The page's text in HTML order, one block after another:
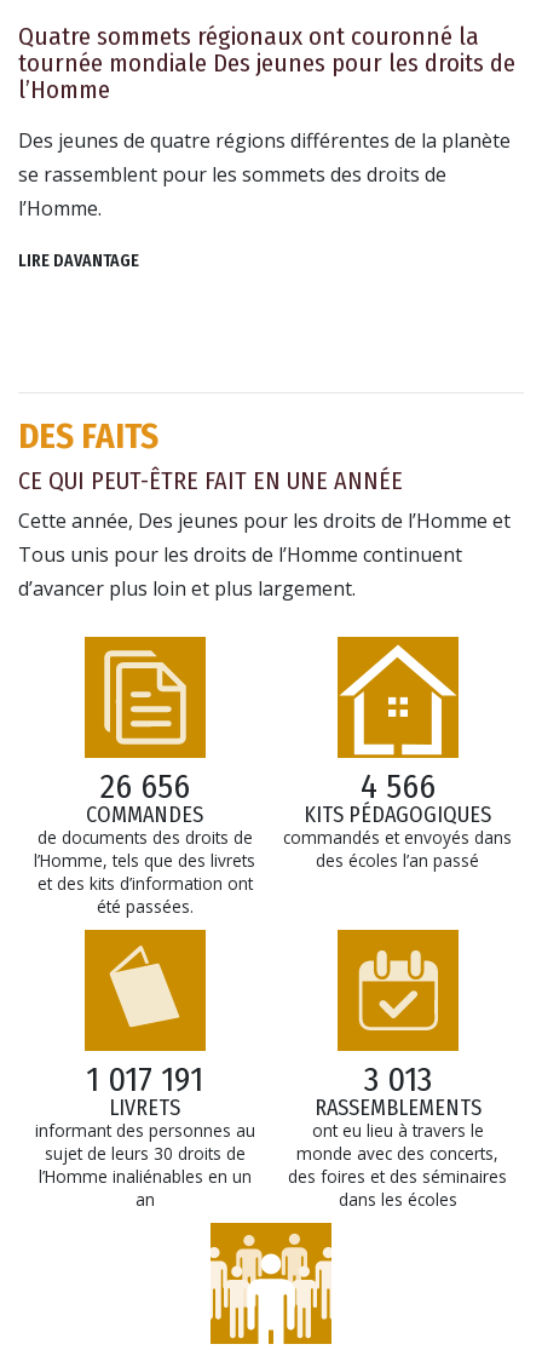
Quatre sommets régionaux ont couronné la
tournée mondiale Des jeunes pour les droits de
l’Homme
Des jeunes de quatre régions différentes de la planète
se rassemblent pour les sommets des droits de
l’Homme.
LIRE DAVANTAGE
DES FAITS
CE QUI PEUT-ÊTRE FAIT EN UNE ANNÉE
Cette année, Des jeunes pour les droits de l’Homme et
Tous unis pour les droits de l’Homme continuent
d’avancer plus loin et plus largement.
26 656
COMMANDES
de documents des droits de
l’Homme, tels que des livrets
et des kits d’information ont
été passées.
4 566
KITS PÉDAGOGIQUES
commandés et envoyés dans
des écoles l’an passé
1 017 191
LIVRETS
informant des personnes au
sujet de leurs 30 droits de
l’Homme inaliénables en un
an
3 013
RASSEMBLEMENTS
ont eu lieu à travers le
monde avec des concerts,
des foires et des séminaires
dans les écoles